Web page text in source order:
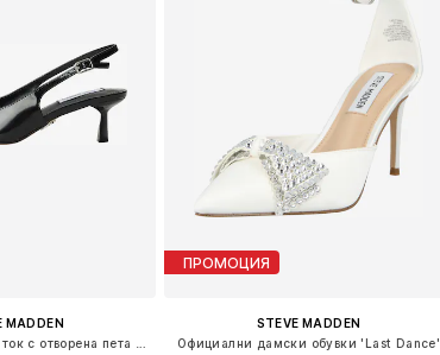
MADDEN
ПРОМОЦИЯ
STEVE MADDEN
Официални дамски обувки 'Last Dance'